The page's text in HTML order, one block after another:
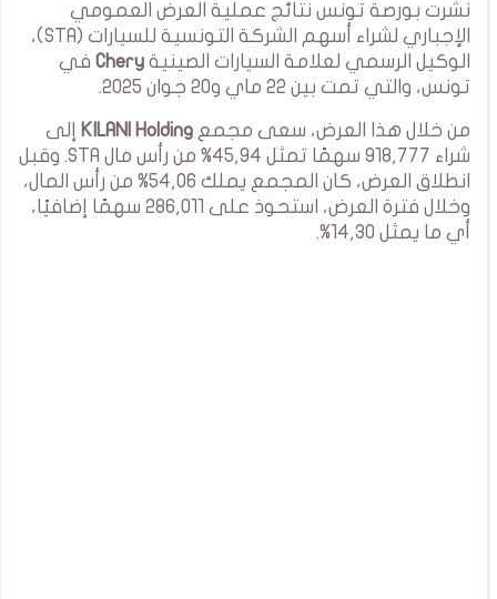
نشرت بورصة تونس نتائج عملية العرض العمومي
الإجباري لشراء أسهم الشركة التونسية للسيارات (STA)،
الوكيل الرسمي لعلامة السيارات الصينية Chery في
تونس، والتي تمت بين 22 ماي و20 جوان 2025.
من خلال هذا العرض، سعى مجمع KILANI Holding
إلى
شراء 918,777 سهمًا تمثل 45,94% من رأس مال STA. وقبل
انطلاق العرض، كان المجمع يملك 54,06% من رأس المال،
وخلال فترة العرض، استحوذ على 286,011 سهمًا إضافيًا،
أي ما يمثل 14,30%.